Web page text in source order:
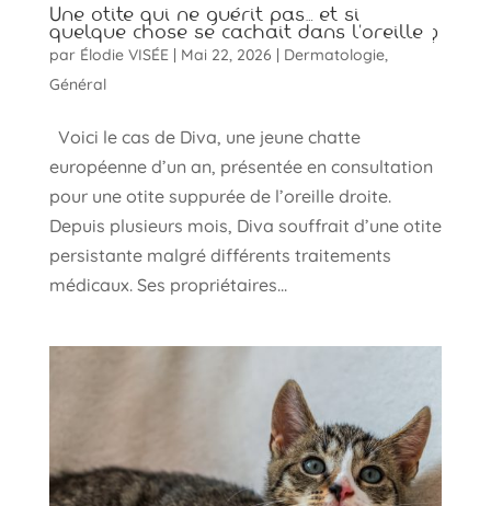
Une otite qui ne guérit pas… et si
quelque chose se cachait dans l’oreille ?
par Élodie VISÉE| Mai 22, 2026 | Dermatologie,
Général
Voici le cas de Diva, une jeune chatte
européenne d’un an, présentée en consultation
pour une otite suppurée de l’oreille droite.
Depuis plusieurs mois, Diva souffrait d’une otite
persistante malgré différents traitements
médicaux. Ses propriétaires...